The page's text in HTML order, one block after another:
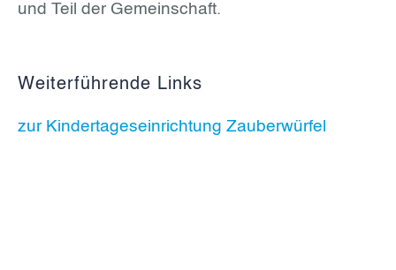
und Teil der Gemeinschaft.
Weiterführende Links
zur Kindertageseinrichtung Zauberwürfel